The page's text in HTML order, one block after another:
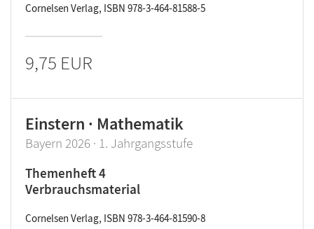
Cornelsen Verlag, ISBN 978-3-464-81588-5
9,75 EUR
Einstern · Mathematik
Bayern 2026 · 1. Jahrgangsstufe
Themenheft 4
Verbrauchsmaterial
Cornelsen Verlag, ISBN 978-3-464-81590-8